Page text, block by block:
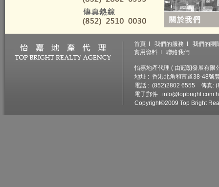
首頁 我們的服務
我們的團
實用資料
聯絡我們
怡嘉地產代理 ( 由冠朗發展有
地址 : 香港北角和富道38-48號
電話 : (852)2802 6555 傳真:
電子郵件 :
Copyright©2009 Top Bright